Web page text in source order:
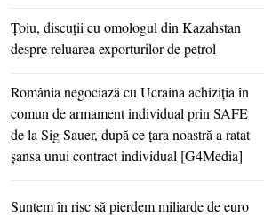
Ţoiu, discuţii cu omologul din Kazahstan
despre reluarea exporturilor de petrol
România negociază cu Ucraina achiziţia în
comun de armament individual prin SAFE
de la Sig Sauer, după ce ţara noastră a ratat
şansa unui contract individual [G4Media]
Suntem în risc să pierdem miliarde de euro